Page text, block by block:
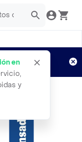
en
y
Aplican TyC